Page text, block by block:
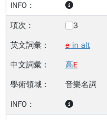
3
e in alt
高E
音樂名詞